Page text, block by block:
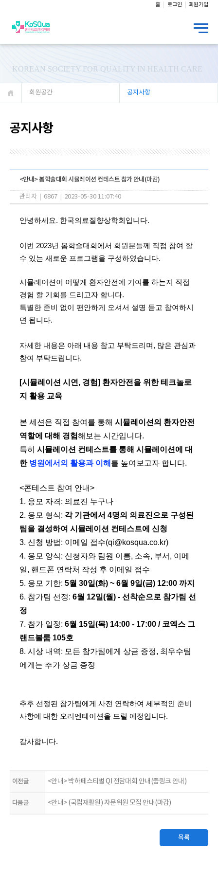
홈 로그인 회원가입
KOREAN SOCIETY FOR QUALITY IN HEALTH CARE
회원공간 공지사항
공지사항
<안내> 봄학술대회 시뮬레이션 컨테스트 참가 안내(마감)
관리자 6867 2023-05-30 11:07:40
​안녕하세요. 한국의료질향상학회입니다.
이번 2023년 봄학술대회에서 회원분들께 직접 참여 할
수 있는 새로운 프로그램을 구성하였습니다.
시뮬레이션이 어떻게 환자안전에 기여를 하는지 직접
경험 할 기회를 드리고자 합니다.
특별한 준비 없이 편안하게 오셔서 설명 듣고 참여하시
면 됩니다.
자세한 내용은 아래 내용 참고 부탁드리며, 많은 관심과
참여 부탁드립니다.
[시뮬레이션 시연, 경험] 환자안전을 위한 테크놀로
지 활용 교육
본 세션은 직접 참여를 통해 시뮬레이션의 환자안전
역할에 대해 경험해보는 시간입니다.
특히 시뮬레이션 컨테스트를 통해 시뮬레이션에 대
한 병원에서의 활용과 이해 를 높여보고자 합니다.
<콘테스트 참여 안내>
1. 응모 자격: 의료진 누구나
2. 응모 형식: 각 기관에서 4명의 의료진으로 구성된
팀을 결성하여 시뮬레이션 컨테스트에 신청
3. 신청 방법: 이메일 접수(qi@kosqua.co.kr)
4. 응모 양식: 신청자와 팀원 이름, 소속, 부서, 이메
일, 핸드폰 연락처 작성 후 이메일 접수
5. 응모 기한: 5월 30일(화) ~ 6월 9일(금) 12:00 까지
6. 참가팀 선정: 6월 12일(월) - 선착순으로 참가팀 선
정
7. 참가 일정: 6월 15일(목) 14:00 - 17:00 / 코엑스 그
랜드볼룸 105호
8. 시상 내역: 모든 참가팀에게 상금 증정, 최우수팀
에게는 추가 상금 증정
추후 선정된 참가팀에게 사전 연락하여 세부적인 준비
사항에 대한 오리엔테이션을 드릴 예정입니다.
감사합니다.
이전글 <안내> 박하페스티벌 QI 전담대회 안내(줌링크 안내)
다음글 <안내> (국립재활원) 자문위원 모집 안내(마감)
목록